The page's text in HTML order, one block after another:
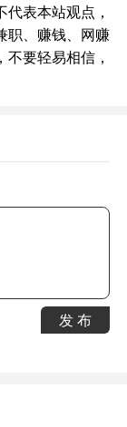
表本站观点，
职、赚钱、网赚
要轻易相信，
发 布